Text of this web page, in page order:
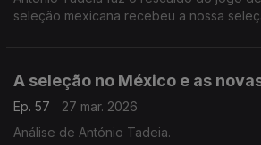
seleção mexicana recebeu a nossa
A seleção no México e as
Ep. 57
27 mar. 2026
Análise de António Tadeia.